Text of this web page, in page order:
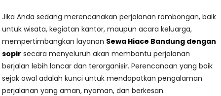
Jika Anda sedang merencanakan perjalanan rombongan, baik
untuk wisata, kegiatan kantor, maupun acara keluarga,
mempertimbangkan layanan Sewa Hiace Bandung dengan
sopir secara menyeluruh akan membantu perjalanan
berjalan lebih lancar dan terorganisir. Perencanaan yang baik
sejak awal adalah kunci untuk mendapatkan pengalaman
perjalanan yang aman, nyaman, dan berkesan.